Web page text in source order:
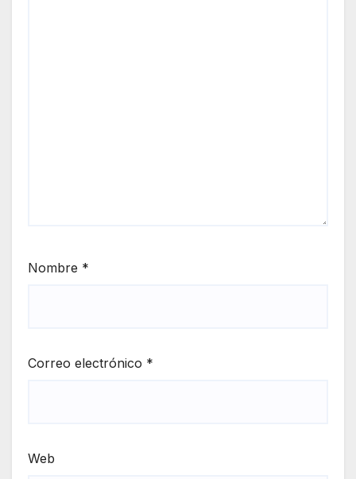
Nombre *
Correo electrónico *
Web